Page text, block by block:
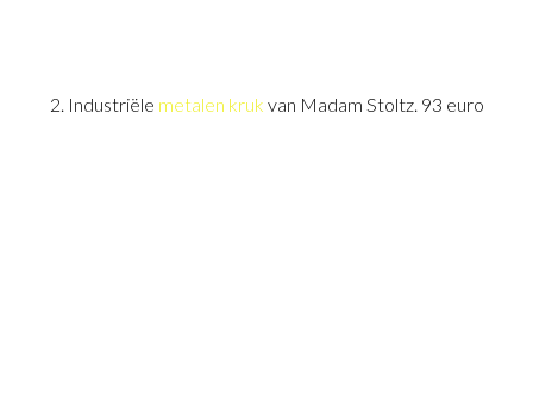
2. Industriële metalen kruk van Madam Stoltz. 93 euro